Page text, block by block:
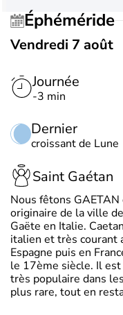
Éphéméride
Vendredi 7 août
Journée
-3 min
Dernier
croissant de Lune
Saint Gaétan
Nous fêtons
originaire de la ville
Gaëte en Italie.
italien et très courant
Espagne puis en
le 17ème siècle. Il
très populaire dans
plus rare, tout en